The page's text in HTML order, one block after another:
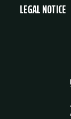
LEGAL NOTICE